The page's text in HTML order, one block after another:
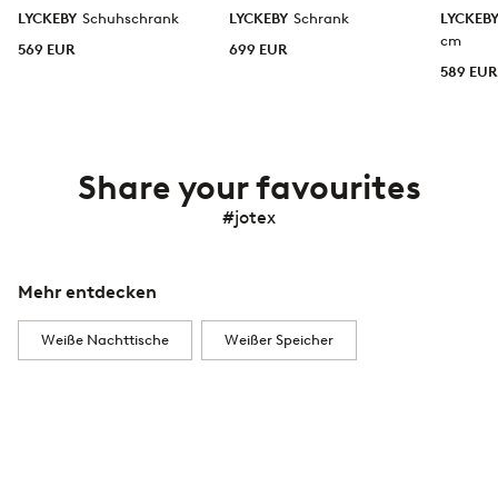
LYCKEBY Schuhschrank
569 EUR
LYCKEBY Schrank
699 EUR
cm
589 EUR
Share your favourites
#jotex
Mehr entdecken
Weiße Nachttische Weißer Speicher